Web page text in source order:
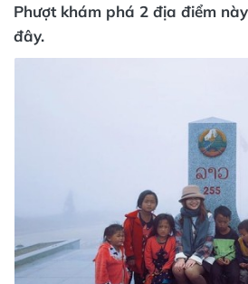
Phượt khám phá 2 địa điểm
đây.